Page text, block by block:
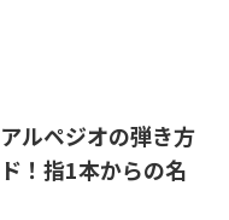
ルペジオの弾き方
！指1本からの名